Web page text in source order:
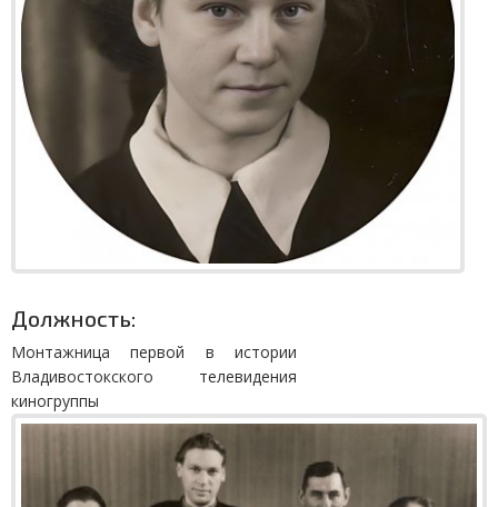
Должность:
Монтажница первой в истории
Владивостокского телевидения
киногруппы